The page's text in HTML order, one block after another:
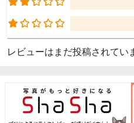
レビューはまだ投稿されてい